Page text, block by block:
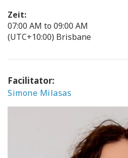
Zeit:
07:00 AM to 09:00 AM
(UTC+10:00) Brisbane
Facilitator:
Simone Milasas